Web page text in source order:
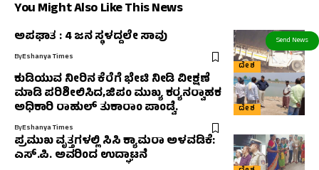
You Might Also Like This News
ದೇಶ
ಅಪಘಾತ : 4 ಜನ ಸ್ಥಳದ್ದಲೇ ಸಾವು
ByEshanya Times
ದೇಶ
ಕುಡಿಯುವ ನೀರಿನ ಕೆರೆಗೆ ಭೇಟಿ ನೀಡಿ ವೀಕ್ಷಣೆ
ಮಾಡಿ ಪರಿಶೀಲಿಸಿದ,ಜಿಪಂ ಮುಖ್ಯ ಕರ‍್ಯನರ‍್ವಾಹಕ
ಅಧಿಕಾರಿ ರಾಹುಲ್‌ ತುಕಾರಾಂ ಪಾಂಡ್ವೆ.
ByEshanya Times
ಪ್ರಮುಖ ವೃತ್ತಗಳಲ್ಲಿ ಸಿಸಿ ಕ್ಯಾಮರಾ ಅಳವಡಿಕೆ:
ಎಸ್.ಪಿ. ಅವರಿಂದ ಉದ್ಘಾಟನೆ